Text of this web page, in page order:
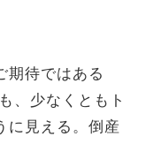
期待ではある
、少なくともト
に見える。倒産